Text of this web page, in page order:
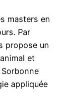
masters en
Par
propose un
et
appliquée